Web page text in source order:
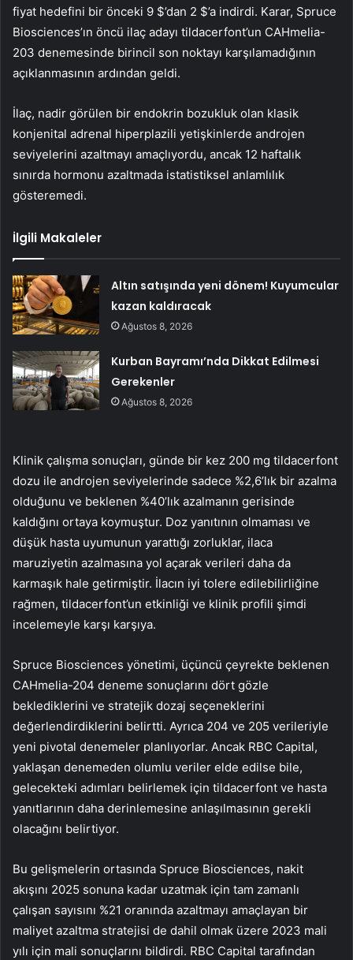
fiyat hedefini bir önceki 9 $’dan 2 $’a indirdi. Karar, Spruce
Biosciences’ın öncü ilaç adayı tildacerfont’un CAHmelia-
203 denemesinde birincil son noktayı karşılamadığının
açıklanmasının ardından geldi.
İlaç, nadir görülen bir endokrin bozukluk olan klasik
konjenital adrenal hiperplazili yetişkinlerde androjen
seviyelerini azaltmayı amaçlıyordu, ancak 12 haftalık
sınırda hormonu azaltmada istatistiksel anlamlılık
gösteremedi.
İlgili Makaleler
Altın satışında yeni dönem! Kuyumcular
kazan kaldıracak
Ağustos 8, 2026
Kurban Bayramı’nda Dikkat Edilmesi
Gerekenler
Ağustos 8, 2026
Klinik çalışma sonuçları, günde bir kez 200 mg tildacerfont
dozu ile androjen seviyelerinde sadece %2,6’lık bir azalma
olduğunu ve beklenen %40’lık azalmanın gerisinde
kaldığını ortaya koymuştur. Doz yanıtının olmaması ve
düşük hasta uyumunun yarattığı zorluklar, ilaca
maruziyetin azalmasına yol açarak verileri daha da
karmaşık hale getirmiştir. İlacın iyi tolere edilebilirliğine
rağmen, tildacerfont’un etkinliği ve klinik profili şimdi
incelemeyle karşı karşıya.
Spruce Biosciences yönetimi, üçüncü çeyrekte beklenen
CAHmelia-204 deneme sonuçlarını dört gözle
beklediklerini ve stratejik dozaj seçeneklerini
değerlendirdiklerini belirtti. Ayrıca 204 ve 205 verileriyle
yeni pivotal denemeler planlıyorlar. Ancak RBC Capital,
yaklaşan denemeden olumlu veriler elde edilse bile,
gelecekteki adımları belirlemek için tildacerfont ve hasta
yanıtlarının daha derinlemesine anlaşılmasının gerekli
olacağını belirtiyor.
Bu gelişmelerin ortasında Spruce Biosciences, nakit
akışını 2025 sonuna kadar uzatmak için tam zamanlı
çalışan sayısını %21 oranında azaltmayı amaçlayan bir
maliyet azaltma stratejisi de dahil olmak üzere 2023 mali
yılı için mali sonuçlarını bildirdi. RBC Capital tarafından